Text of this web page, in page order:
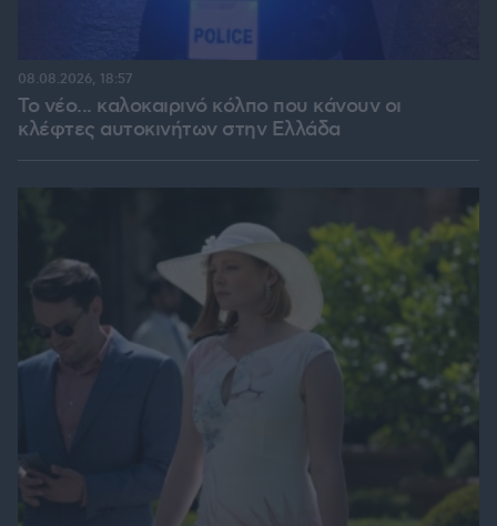
Το νέο... καλοκαιρινό κόλπο που κάνουν οι
κλέφτες αυτοκινήτων στην Ελλάδα
08.08.2026, 18:57